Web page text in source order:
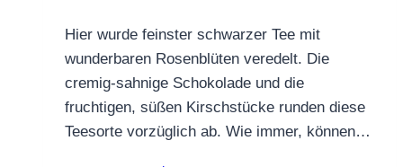
Hier wurde feinster schwarzer Tee mit
wunderbaren Rosenblüten veredelt. Die
cremig-sahnige Schokolade und die
fruchtigen, süßen Kirschstücke runden diese
Teesorte vorzüglich ab. Wie immer, können…